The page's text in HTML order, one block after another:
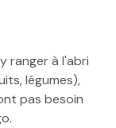
ranger à l'abri
légumes),
pas besoin